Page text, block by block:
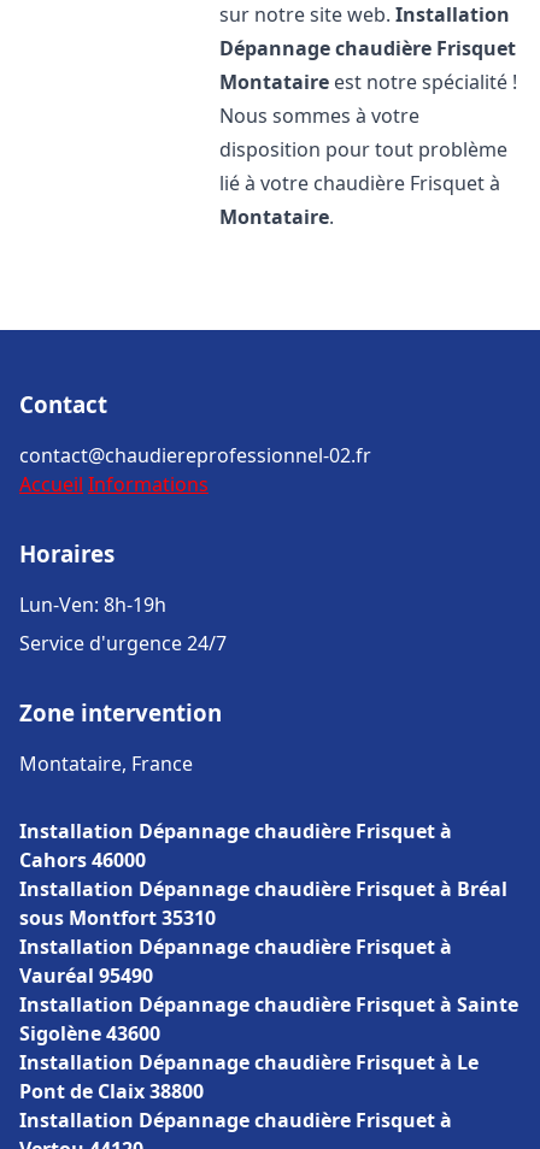
sur notre site web.Installation
Dépannage chaudière Frisquet
Montataire est notre spécialité !
Nous sommes à votre
disposition pour tout problème
lié à votre chaudière Frisquet à
Montataire.
Contact
contact@chaudiereprofessionnel-02.fr
Accueil Informations
Horaires
Lun-Ven: 8h-19h
Service d'urgence 24/7
Zone intervention
Montataire, France
Installation Dépannage chaudière Frisquet à
Cahors 46000
Installation Dépannage chaudière Frisquet à Bréal
sous Montfort 35310
Installation Dépannage chaudière Frisquet à
Vauréal 95490
Installation Dépannage chaudière Frisquet à Sainte
Sigolène 43600
Installation Dépannage chaudière Frisquet à Le
Pont de Claix 38800
Installation Dépannage chaudière Frisquet à